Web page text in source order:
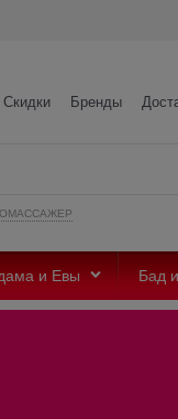
Скидки Бренды
и Евы Бад